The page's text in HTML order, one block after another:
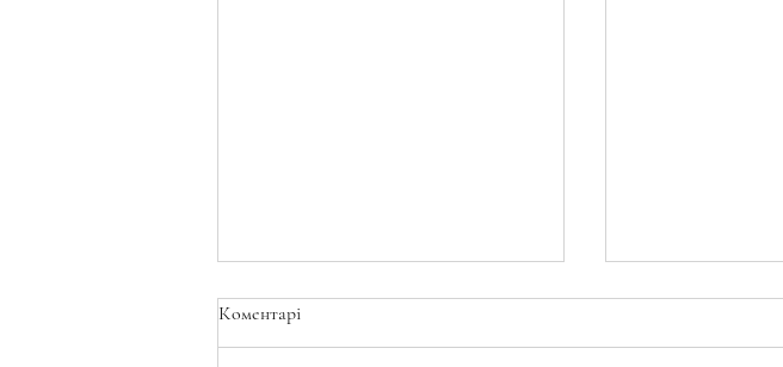
Коментарі